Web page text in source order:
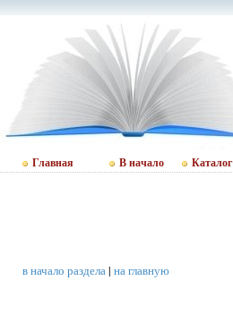
Главная В начало Каталог
в начало раздела| на главную